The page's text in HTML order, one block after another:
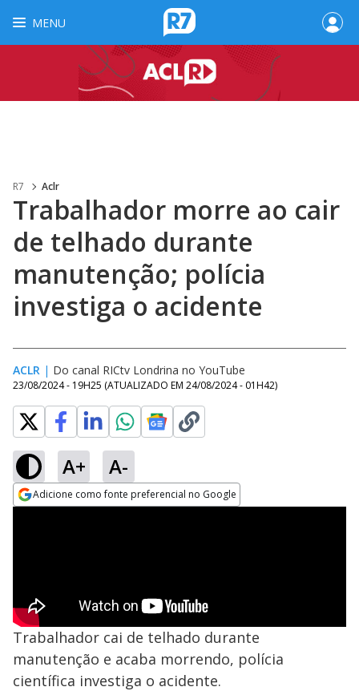
MENU
R7 Aclr
Trabalhador morre ao cair
de telhado durante
manutenção; polícia
investiga o acidente
ACLR | Do canal RICtv Londrina no YouTube
23/08/2024 - 19H25 (ATUALIZADO EM 24/08/2024 - 01H42)
A+ A-
Adicione como fonte preferencial no Google
Trabalhador cai de telhado durante
manutenção e acaba morrendo, polícia
científica investiga o acidente.